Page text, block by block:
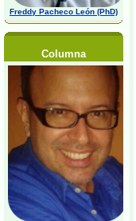
Freddy Pacheco León (PhD)
Columna